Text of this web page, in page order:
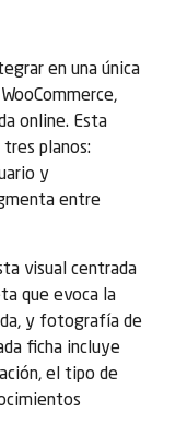
en una única
online. Esta
planos:
y
entre
visual centrada
que evoca la
y fotografía de
ficha incluye
el tipo de